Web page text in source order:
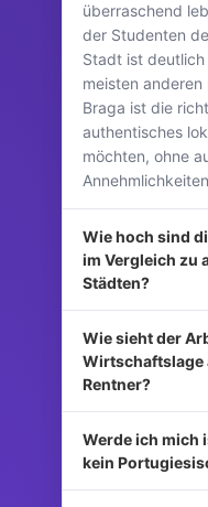
überraschend
der Studenten
Stadt ist
meisten
Braga ist die
authentisches
möchten, ohne
Wie hoch sind
im Vergleich zu
Städten?
Wie sieht der
Wirtschaftslage
Rentner?
Werde ich mich
kein